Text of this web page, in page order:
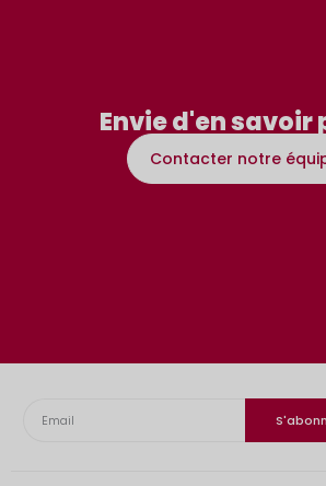
Envie d'en savoir
Contacter notre